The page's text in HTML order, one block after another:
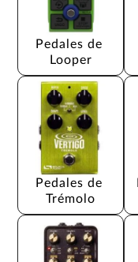
Pedales de
Looper
Pedales de
Trémolo